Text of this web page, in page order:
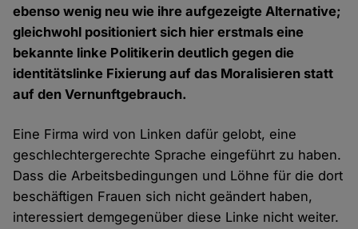
ebenso wenig neu wie ihre aufgezeigte Alternative;
gleichwohl positioniert sich hier erstmals eine
bekannte linke Politikerin deutlich gegen die
identitätslinke Fixierung auf das Moralisieren statt
auf den Vernunftgebrauch.
Eine Firma wird von Linken dafür gelobt, eine
geschlechtergerechte Sprache eingeführt zu haben.
Dass die Arbeitsbedingungen und Löhne für die dort
beschäftigen Frauen sich nicht geändert haben,
interessiert demgegenüber diese Linke nicht weiter.